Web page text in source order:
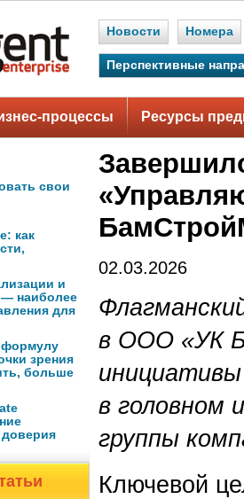
Новости Номера
Перспективные
процессы Ресурсы
свои
как
и
— наиболее
для
зрения
больше
доверия
02.03.2026
в ООО «УК
в головном
группы
Ключевой